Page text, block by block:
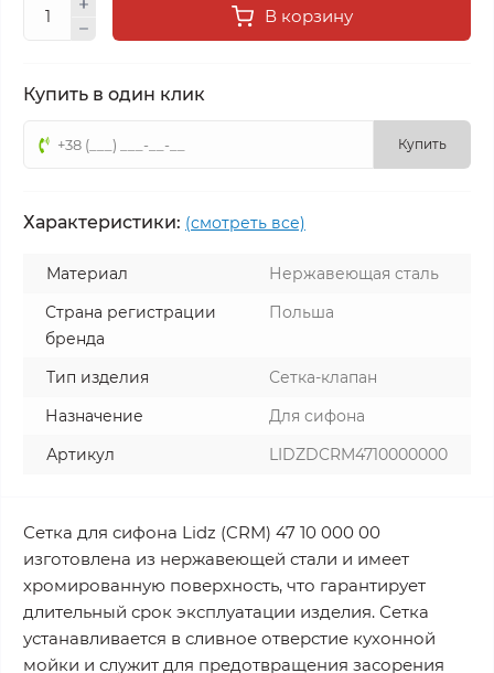
В корзину
Купить в один клик
Купить
Характеристики: (смотреть все)
Материал
Нержавеющая сталь
Страна регистрации
бренда
Польша
Тип изделия
Сетка-клапан
Назначение
Для сифона
Артикул
LIDZDCRM4710000000
Сетка для сифона Lidz (CRM) 47 10 000 00
изготовлена из нержавеющей стали и имеет
хромированную поверхность, что гарантирует
длительный срок эксплуатации изделия. Сетка
устанавливается в сливное отверстие кухонной
мойки и служит для предотвращения засорения